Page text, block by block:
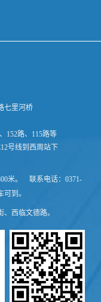
七里河桥
152路、115路等
号线到西周站下
米。 联系电话：0371-
到。
西临文德路。